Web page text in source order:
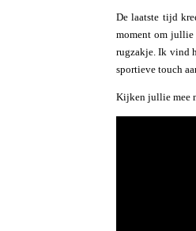
De laatste tijd
moment om jullie
rugzakje. Ik vind
sportieve touch
Kijken jullie mee